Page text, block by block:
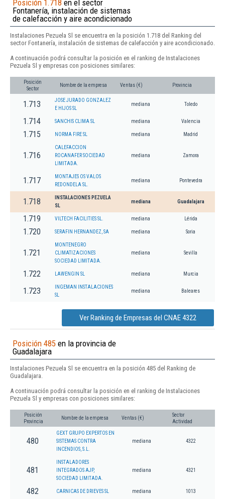
Posición 1.718 en el sector
Fontanería, instalación de sistemas
de calefacción y aire acondicionado
Instalaciones Pezuela Sl se encuentra en la posición 1.718 del Ranking del
sector Fontanería, instalación de sistemas de calefacción y aire acondicionado.
A continuación podrá consultar la posición en el ranking de Instalaciones
Pezuela Sl y empresas con posiciones similares:
Posición
Sector
Nombre de la empresa Ventas (€) Provincia
1.713
JOSE JURADO GONZALEZ
E HIJOS SL
mediana Toledo
1.714 SANCHIS CLIMA SL mediana Valencia
1.715 NORMA FIRE SL mediana Madrid
1.716
CALEFACCION
ROCANAFER SOCIEDAD
LIMITADA.
mediana Zamora
1.717
MONTAJES OS VALOS
REDONDELA SL.
mediana Pontevedra
1.718
INSTALACIONES PEZUELA
SL
mediana Guadalajara
1.719 VILTECH FACILITIES SL. mediana Lérida
1.720 SERAFIN HERNANDEZ, SA mediana Soria
1.721
MONTENEGRO
CLIMATIZACIONES
SOCIEDAD LIMITADA.
mediana Sevilla
1.722 LAWENGIN SL mediana Murcia
1.723
INGEMAN INSTALACIONES
SL
mediana Baleares
Ver Ranking de Empresas del CNAE 4322
Posición 485 en la provincia de
Guadalajara
Instalaciones Pezuela Sl se encuentra en la posición 485 del Ranking de
Guadalajara.
A continuación podrá consultar la posición en el ranking de Instalaciones
Pezuela Sl y empresas con posiciones similares:
Posición
Provincia
Nombre de la empresa Ventas (€)
Sector
Actividad
480
GEXT GRUPO EXPERTOS EN
SISTEMAS CONTRA
INCENDIOS, S.L.
mediana 4322
481
INSTALADORES
INTEGRADOS AJP,
SOCIEDAD LIMITADA.
mediana 4321
482 CARNICAS DE DRIEVES SL mediana 1013